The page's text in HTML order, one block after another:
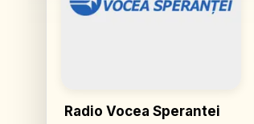
Radio Vocea Sperantei